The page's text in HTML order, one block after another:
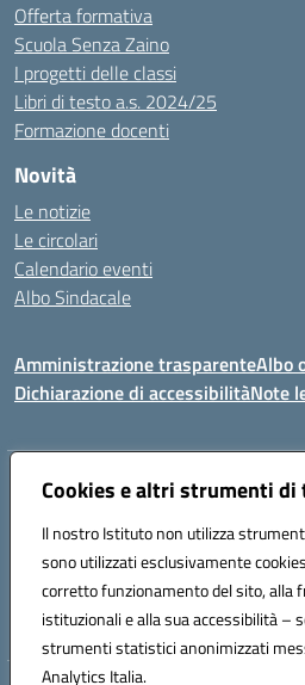
Cookies e altri strumenti di
Il nostro Istituto non utilizza
sono utilizzati esclusivamente
corretto funzionamento del sito, alla
istituzionali e alla sua accessibilità –
strumenti statistici anonimizzati
Analytics Italia.
Offerta formativa
Scuola Senza Zaino
I progetti delle classi
Libri di testo a.s. 2024/25
Formazione docenti
Novità
Le notizie
Le circolari
Calendario eventi
Albo Sindacale
Amministrazione trasparenteAlbo
Dichiarazione di accessibilitàNote
Indirizzo:Via Felice Cavallotti, 15 -84020
Posta elettronica certificata (PEC):
Codice fiscale: 82005110653
Codice meccanografico: SAIC81300D